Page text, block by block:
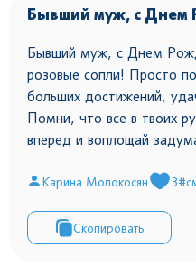
Бывший муж, с Днем
Бывший муж, с Днем
розовые сопли! Просто
больших достижений,
Помни, что все в твоих
вперед и воплощай
Карина Молокосян 3
Скопировать